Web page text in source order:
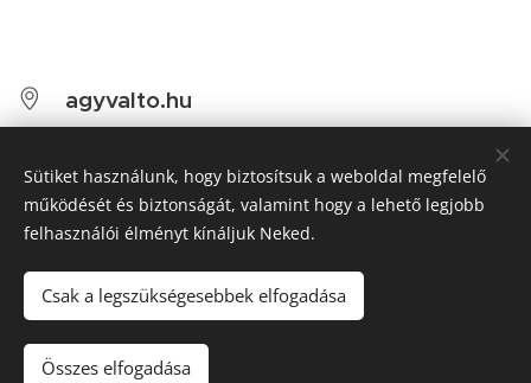
agyvalto.hu
+36-67-632-456
chomabicycles@gmail.com
@facebookoldal
Sütiket használunk, hogy biztosítsuk a weboldal megfelelő
működését és biztonságát, valamint hogy a lehető legjobb
felhasználói élményt kínáljuk Neked.
Csak a legszükségesebbek elfogadása
Összes elfogadása